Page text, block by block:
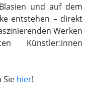
und auf dem
entstehen – direkt
Werken
Künstler:innen
Sie hier!